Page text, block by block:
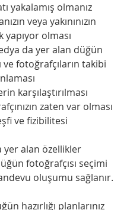
yakalamış olmanız
veya yakınınızın
yapıyor olması
da yer alan düğün
fotoğrafçıların takibi
karşılaştırılması
zaten var olması
ve fizibilitesi
fotoğrafçısı seçimi
oluşumu sağlanır.